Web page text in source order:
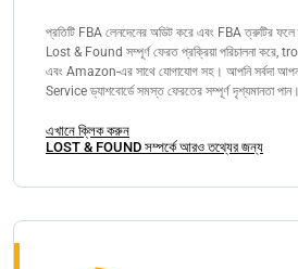
প্রতিটি FBA লেনদেনের অডিট করে এবং FBA ত্রুটির ফলে
Lost & Found সম্পূর্ণ ফেরত প্রক্রিয়া পরিচালনা করে,
এবং Amazon-এর সাথে যোগাযোগ সহ। আপনি সর্বদা
Service ড্যাশবোর্ডে সমস্ত ফেরতের সম্পূর্ণ দৃশ্যমানতা পান।
এখানে ক্লিক করুন
LOST & FOUND সম্পর্কে আরও তথ্যের জন্য